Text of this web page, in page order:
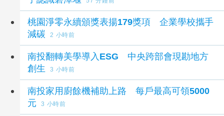
桃園淨零永續頒獎表揚179獎項 企業學校攜手
減碳
2 小時前
南投翻轉美學導入ESG 中央跨部會現勘地方
創生
3 小時前
南投家用廚餘機補助上路 每戶最高可領5000
元
3 小時前